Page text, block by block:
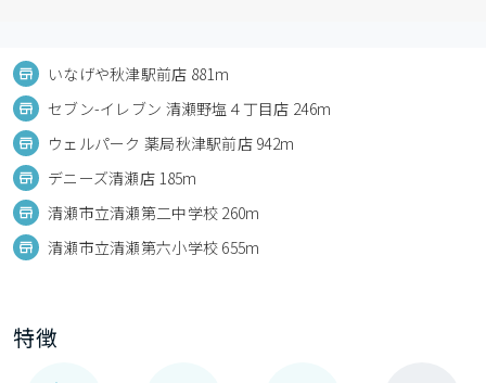
いなげや秋津駅前店 881m
セブン-イレブン 清瀬野塩４丁目店 246m
ウェルパーク 薬局秋津駅前店 942m
デニーズ清瀬店 185m
清瀬市立清瀬第二中学校 260m
清瀬市立清瀬第六小学校 655m
特徴